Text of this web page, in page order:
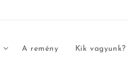
A remény Kik vagyunk?